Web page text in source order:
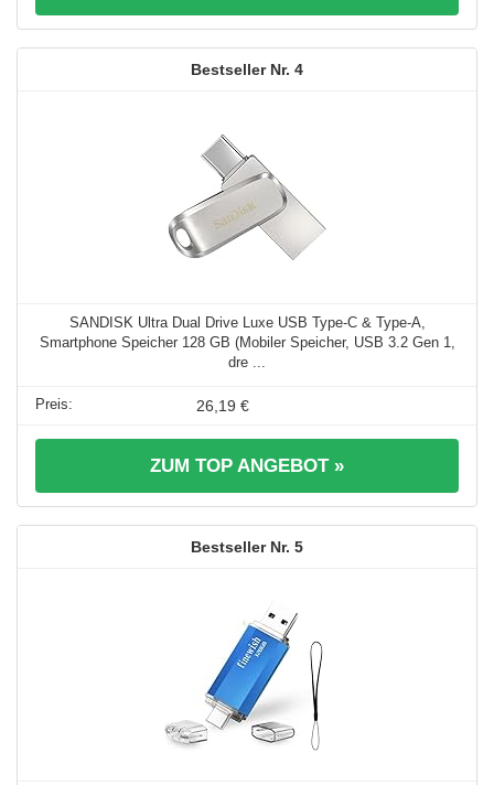
4
SANDISK Ultra Dual Drive Luxe USB Type-C & Type-A,
Smartphone Speicher 128 GB (Mobiler Speicher, USB 3.2 Gen 1,
dre ...
26,19 €
ZUM TOP ANGEBOT »
5